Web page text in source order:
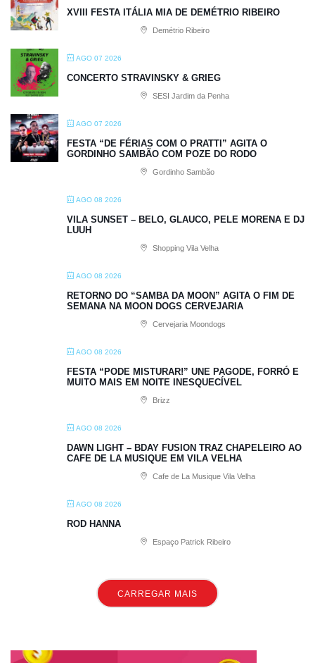
XVIII FESTA ITÁLIA MIA DE DEMÉTRIO RIBEIRO
Demétrio Ribeiro
AGO 07 2026
CONCERTO STRAVINSKY & GRIEG
SESI Jardim da Penha
AGO 07 2026
FESTA “DE FÉRIAS COM O PRATTI” AGITA O
GORDINHO SAMBÃO COM POZE DO RODO
Gordinho Sambão
AGO 08 2026
VILA SUNSET – BELO, GLAUCO, PELE MORENA E DJ
LUUH
Shopping Vila Velha
AGO 08 2026
RETORNO DO “SAMBA DA MOON” AGITA O FIM DE
SEMANA NA MOON DOGS CERVEJARIA
Cervejaria Moondogs
AGO 08 2026
FESTA “PODE MISTURAR!” UNE PAGODE, FORRÓ E
MUITO MAIS EM NOITE INESQUECÍVEL
Brizz
AGO 08 2026
DAWN LIGHT – BDAY FUSION TRAZ CHAPELEIRO AO
CAFE DE LA MUSIQUE EM VILA VELHA
Cafe de La Musique Vila Velha
AGO 08 2026
ROD HANNA
Espaço Patrick Ribeiro
CARREGAR MAIS